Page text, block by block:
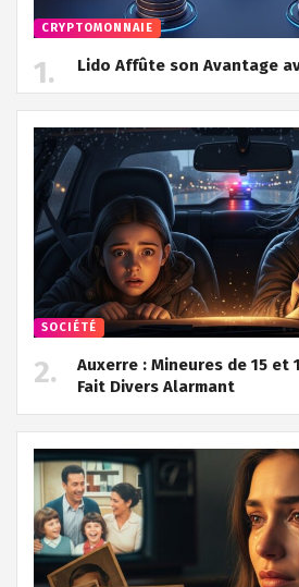
CRYPTOMONNAIE
Lido Affûte son Avantage
SOCIÉTÉ
Auxerre : Mineures de 15 et
Fait Divers Alarmant